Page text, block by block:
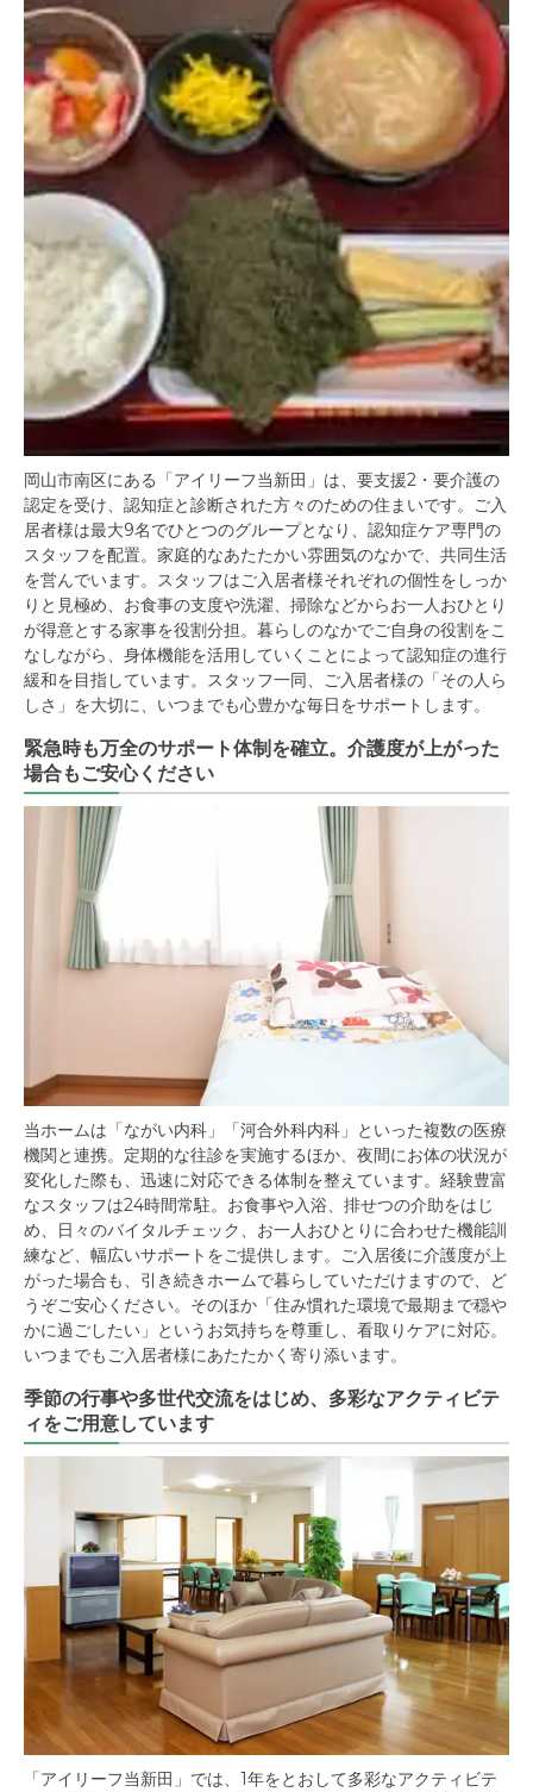
岡山市南区にある「アイリーフ当新田」は、要支援2・要介護の
認定を受け、認知症と診断された方々のための住まいです。ご入
居者様は最大9名でひとつのグループとなり、認知症ケア専門の
スタッフを配置。家庭的なあたたかい雰囲気のなかで、共同生活
を営んでいます。スタッフはご入居者様それぞれの個性をしっか
りと見極め、お食事の支度や洗濯、掃除などからお一人おひとり
が得意とする家事を役割分担。暮らしのなかでご自身の役割をこ
なしながら、身体機能を活用していくことによって認知症の進行
緩和を目指しています。スタッフ一同、ご入居者様の「その人ら
しさ」を大切に、いつまでも心豊かな毎日をサポートします。
緊急時も万全のサポート体制を確立。介護度が上がった
場合もご安心ください
当ホームは「ながい内科」「河合外科内科」といった複数の医療
機関と連携。定期的な往診を実施するほか、夜間にお体の状況が
変化した際も、迅速に対応できる体制を整えています。経験豊富
なスタッフは24時間常駐。お食事や入浴、排せつの介助をはじ
め、日々のバイタルチェック、お一人おひとりに合わせた機能訓
練など、幅広いサポートをご提供します。ご入居後に介護度が上
がった場合も、引き続きホームで暮らしていただけますので、ど
うぞご安心ください。そのほか「住み慣れた環境で最期まで穏や
かに過ごしたい」というお気持ちを尊重し、看取りケアに対応。
いつまでもご入居者様にあたたかく寄り添います。
季節の行事や多世代交流をはじめ、多彩なアクティビテ
ィをご用意しています
「アイリーフ当新田」では、1年をとおして多彩なアクティビテ